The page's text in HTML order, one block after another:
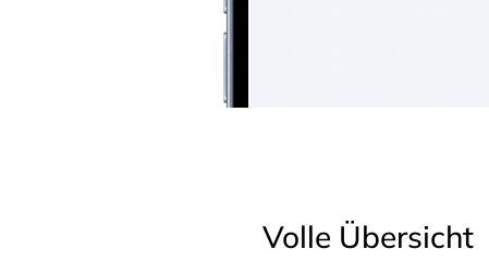
Volle Übersicht